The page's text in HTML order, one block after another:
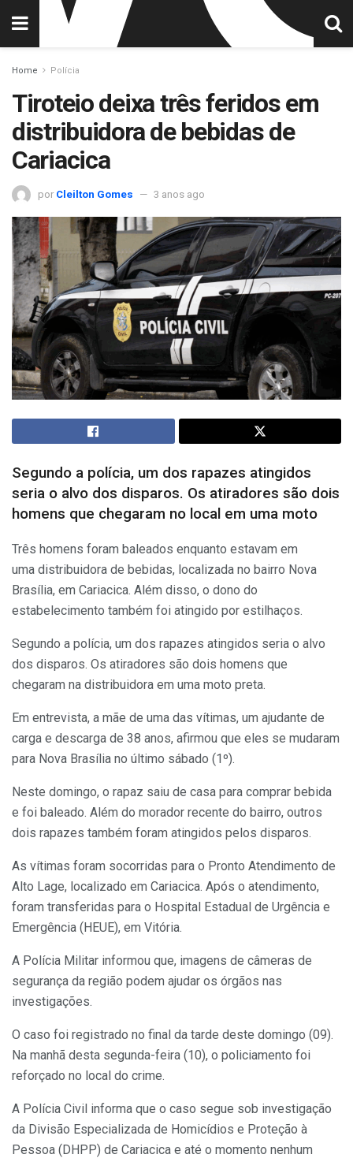
Home Polícia
Tiroteio deixa três feridos em
distribuidora de bebidas de
Cariacica
por Cleilton Gomes 3 anos ago
Segundo a polícia, um dos rapazes atingidos
seria o alvo dos disparos. Os atiradores são dois
homens que chegaram no local em uma moto
Três homens foram baleados enquanto estavam em
uma distribuidora de bebidas, localizada no bairro Nova
Brasília, em Cariacica. Além disso, o dono do
estabelecimento também foi atingido por estilhaços.
Segundo a polícia, um dos rapazes atingidos seria o alvo
dos disparos. Os atiradores são dois homens que
chegaram na distribuidora em uma moto preta.
Em entrevista, a mãe de uma das vítimas, um ajudante de
carga e descarga de 38 anos, afirmou que eles se mudaram
para Nova Brasília no último sábado (1º).
Neste domingo, o rapaz saiu de casa para comprar bebida
e foi baleado. Além do morador recente do bairro, outros
dois rapazes também foram atingidos pelos disparos.
As vítimas foram socorridas para o Pronto Atendimento de
Alto Lage, localizado em Cariacica. Após o atendimento,
foram transferidas para o Hospital Estadual de Urgência e
Emergência (HEUE), em Vitória.
A Polícia Militar informou que, imagens de câmeras de
segurança da região podem ajudar os órgãos nas
investigações.
O caso foi registrado no final da tarde deste domingo (09).
Na manhã desta segunda-feira (10), o policiamento foi
reforçado no local do crime.
A Polícia Civil informa que o caso segue sob investigação
da Divisão Especializada de Homicídios e Proteção à
Pessoa (DHPP) de Cariacica e até o momento nenhum